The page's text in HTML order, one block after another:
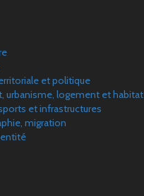
et politique
urbanisme, logement et habitat
et infrastructures
migration